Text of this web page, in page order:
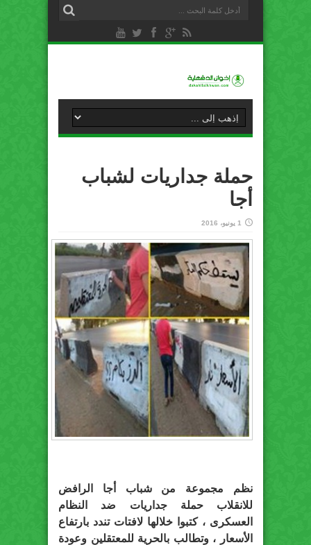
حملة جداريات لشباب
أجا
1 يونيو، 2016
نظم مجموعة من شباب أجا الرافض
للانقلاب حملة جداريات ضد النظام
العسكرى ، كتبوا خلالها لافتات تندد بارتفاع
الأسعار ، وتطالب بالحرية للمعتقلين وعودة